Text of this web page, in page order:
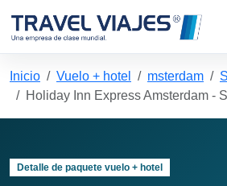
Inicio Vuelo + hotel msterdam
Holiday Inn Express Amsterdam -
Detalle de paquete vuelo + hotel